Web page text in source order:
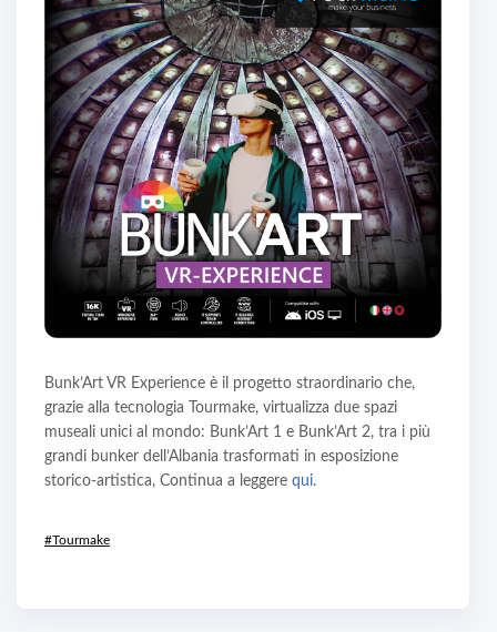
Bunk’Art VR Experience è il progetto straordinario che,
grazie alla tecnologia Tourmake, virtualizza due spazi
museali unici al mondo: Bunk’Art 1 e Bunk’Art 2, tra i più
grandi bunker dell’Albania trasformati in esposizione
storico-artistica, Continua a leggere qui.
#Tourmake